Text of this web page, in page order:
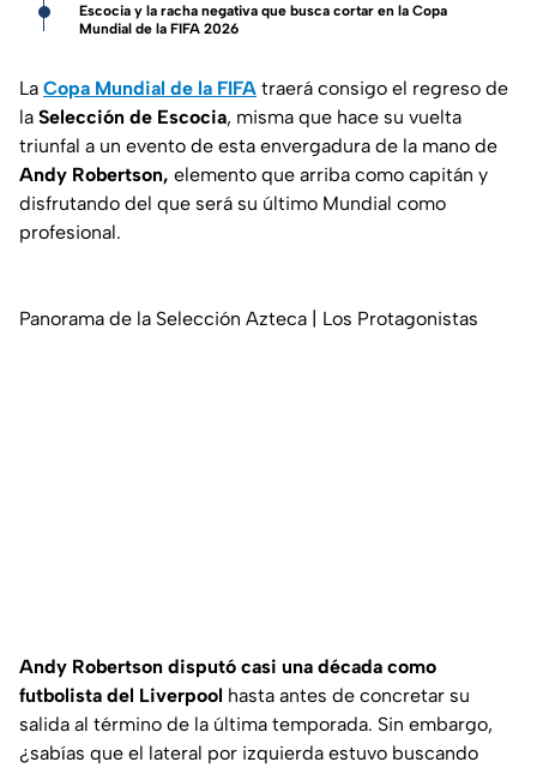
Escocia y la racha negativa que busca cortar en la Copa
Mundial de la FIFA 2026
La Copa Mundial de la FIFA traerá consigo el regreso de
la Selección de Escocia, misma que hace su vuelta
triunfal a un evento de esta envergadura de la mano de
Andy Robertson, elemento que arriba como capitán y
disfrutando del que será su último Mundial como
profesional.
Panorama de la Selección Azteca | Los Protagonistas
Andy Robertson disputó casi una década como
futbolista del Liverpool hasta antes de concretar su
salida al término de la última temporada. Sin embargo,
¿sabías que el lateral por izquierda estuvo buscando